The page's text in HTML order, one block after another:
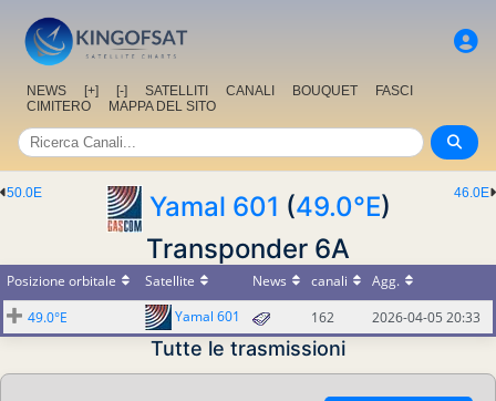
NEWS [+] [-] SATELLITI CANALI BOUQUET
FASCI
CIMITERO
MAPPA DEL SITO
46.0E
50.0E Yamal 601 (49.0°E)
Transponder 6A
Posizione orbitale Satellite News canali
Agg.
49.0°E
Yamal 601 162 2026-04-05 20:33
Tutte le trasmissioni